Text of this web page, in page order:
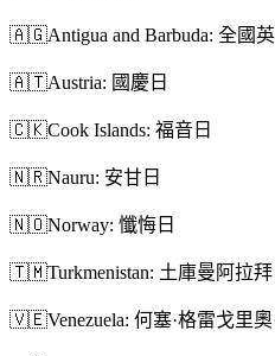
🇦🇬Antigua and Barbuda: 全國
🇦🇹Austria: 國慶日
🇨🇰Cook Islands: 福音日
🇳🇷Nauru: 安甘日
🇳🇴Norway: 懺悔日
🇹🇲Turkmenistan: 土庫曼阿拉拜
🇻🇪Venezuela: 何塞·格雷戈里